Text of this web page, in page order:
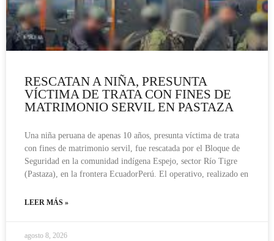
RESCATAN A NIÑA, PRESUNTA
VÍCTIMA DE TRATA CON FINES DE
MATRIMONIO SERVIL EN PASTAZA
Una niña peruana de apenas 10 años, presunta víctima de trata
con fines de matrimonio servil, fue rescatada por el Bloque de
Seguridad en la comunidad indígena Espejo, sector Río Tigre
(Pastaza), en la frontera EcuadorPerú. El operativo, realizado en
LEER MÁS »
agosto 8, 2026